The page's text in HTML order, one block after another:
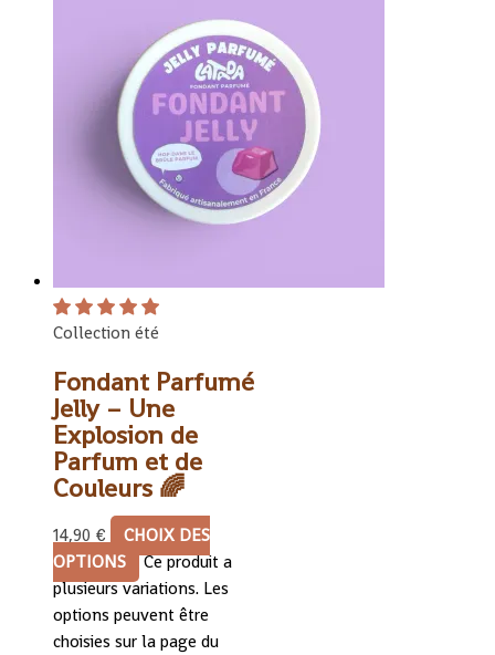
Collection été
Fondant Parfumé
Jelly – Une
Explosion de
Parfum et de
Couleurs 🌈
14,90 €
CHOIX DES
OPTIONS
Ce produit a
plusieurs variations. Les
options peuvent être
choisies sur la page du